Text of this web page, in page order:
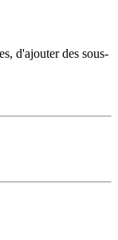
d'ajouter des sous-